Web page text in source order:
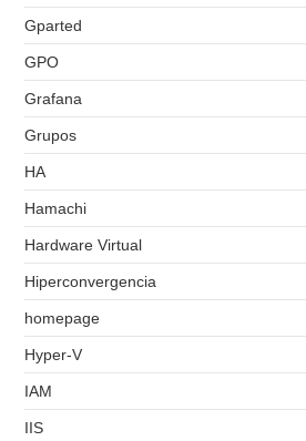
Gparted
GPO
Grafana
Grupos
HA
Hamachi
Hardware Virtual
Hiperconvergencia
homepage
Hyper-V
IAM
IIS